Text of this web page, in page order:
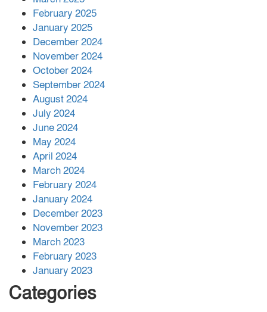
সহায়তা দিলেন সাচিং প্রু জেরী
February 2025
January 2025
December 2024
November 2024
October 2024
September 2024
August 2024
July 2024
June 2024
May 2024
April 2024
March 2024
February 2024
January 2024
December 2023
November 2023
March 2023
February 2023
January 2023
Categories